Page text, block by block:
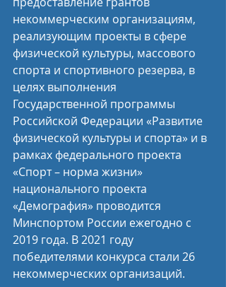
некоммерческим организациям,
реализующим проекты в сфере
физической культуры, массового
спорта и спортивного резерва, в
целях выполнения
Государственной программы
Российской Федерации «Развитие
физической культуры и спорта» и в
рамках федерального проекта
«Спорт – норма жизни»
национального проекта
«Демография» проводится
Минспортом России ежегодно с
2019 года. В 2021 году
победителями конкурса стали 26
некоммерческих организаций.